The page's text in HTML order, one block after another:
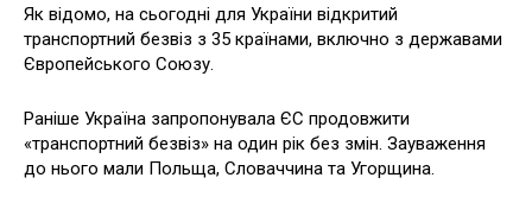
Як відомо, на сьогодні для України відкритий
транспортний безвіз з 35 країнами, включно з державами
Європейського Союзу.
Раніше Україна запропонувала ЄС продовжити
«транспортний безвіз» на один рік без змін. Зауваження
до нього мали Польща, Словаччина та Угорщина.